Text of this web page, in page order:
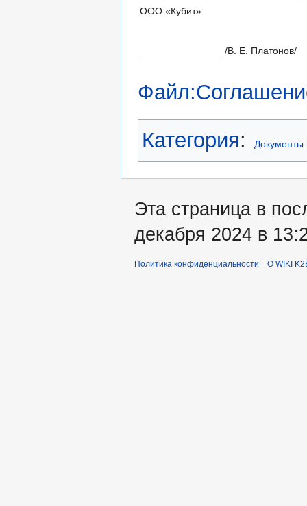
ООО «Кубит»
_______________ /В. Е. Платонов/
Категория:
Эта страница в
декабря 2024 в
Политика конфиденциальности О WIKI